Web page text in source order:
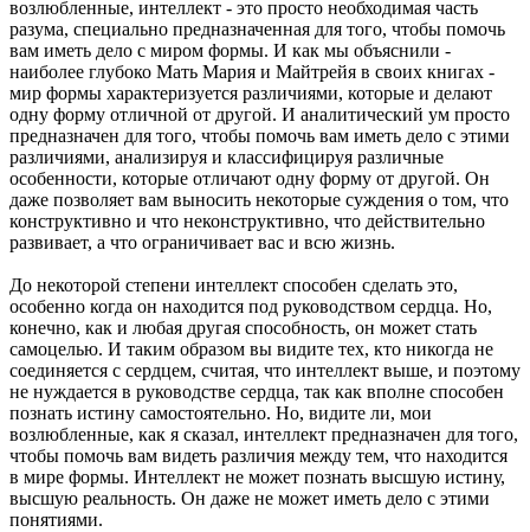
возлюбленные, интеллект - это просто необходимая часть
разума, специально предназначенная для того, чтобы помочь
вам иметь дело с миром формы. И как мы объяснили -
наиболее глубоко Мать Мария и Майтрейя в своих книгах -
мир формы характеризуется различиями, которые и делают
одну форму отличной от другой. И аналитический ум просто
предназначен для того, чтобы помочь вам иметь дело с этими
различиями, анализируя и классифицируя различные
особенности, которые отличают одну форму от другой. Он
даже позволяет вам выносить некоторые суждения о том, что
конструктивно и что неконструктивно, что действительно
развивает, а что ограничивает вас и всю жизнь.
До некоторой степени интеллект способен сделать это,
особенно когда он находится под руководством сердца. Но,
конечно, как и любая другая способность, он может стать
самоцелью. И таким образом вы видите тех, кто никогда не
соединяется с сердцем, считая, что интеллект выше, и поэтому
не нуждается в руководстве сердца, так как вполне способен
познать истину самостоятельно. Но, видите ли, мои
возлюбленные, как я сказал, интеллект предназначен для того,
чтобы помочь вам видеть различия между тем, что находится
в мире формы. Интеллект не может познать высшую истину,
высшую реальность. Он даже не может иметь дело с этими
понятиями.